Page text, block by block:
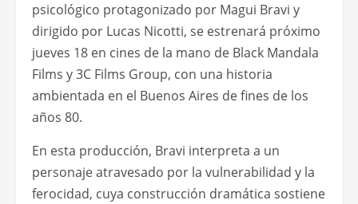
psicológico protagonizado por Magui Bravi y
dirigido por Lucas Nicotti, se estrenará próximo
jueves 18 en cines de la mano de Black Mandala
Films y 3C Films Group, con una historia
ambientada en el Buenos Aires de fines de los
años 80.
En esta producción, Bravi interpreta a un
personaje atravesado por la vulnerabilidad y la
ferocidad, cuya construcción dramática sostiene